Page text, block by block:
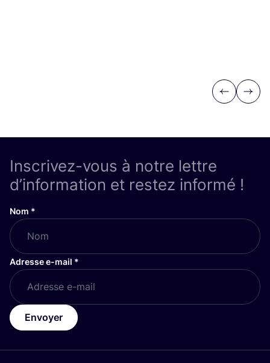
Previous
Next
Inscrivez-vous à notre lettre
d’information et restez informé !
Nom *
Adresse e-mail *
Envoyer